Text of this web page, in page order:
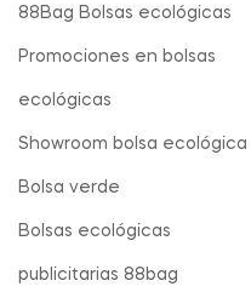
88Bag Bolsas ecológicas
Promociones en bolsas
ecológicas
Showroom bolsa ecológica
Bolsa verde
Bolsas ecológicas
publicitarias 88bag